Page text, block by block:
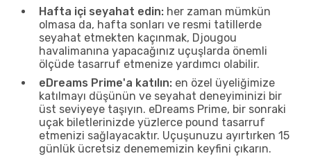
Hafta içi seyahat edin: her zaman mümkün
olmasa da, hafta sonları ve resmi tatillerde
seyahat etmekten kaçınmak, Djougou
havalimanına yapacağınız uçuşlarda önemli
ölçüde tasarruf etmenize yardımcı olabilir.
eDreams Prime'a katılın: en özel üyeliğimize
katılmayı düşünün ve seyahat deneyiminizi bir
üst seviyeye taşıyın. eDreams Prime, bir sonraki
uçak biletlerinizde yüzlerce pound tasarruf
etmenizi sağlayacaktır. Uçuşunuzu ayırtırken 15
günlük ücretsiz denememizin keyfini çıkarın.